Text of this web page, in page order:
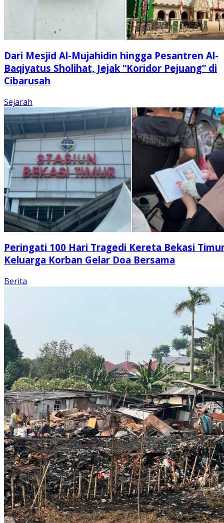
Dari Mesjid Al-Mujahidin hingga Pesantren Al-
Baqiyatus Sholihat, Jejak “Koridor Pejuang” di
Cibarusah
Sejarah
Peringati 100 Hari Tragedi Kereta Bekasi
Keluarga Korban Gelar Doa Bersama
Berita